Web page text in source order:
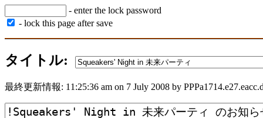
- enter the lock password
- lock this page after save
タイトル:
最終更新情報: 11:25:36 am on 7 July 2008 by